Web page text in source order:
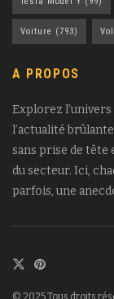
Voiture (793) Vol
A PROPOS
Explorez
l’actualité
sans prise de tête
du secteur. Ici,
parfois, une
© 2025 Tous droits